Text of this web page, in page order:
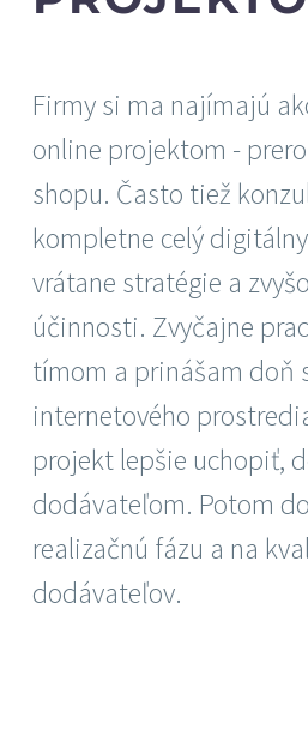
Firmy si ma najímajú
online projektom -
shopu. Často tiež
kompletne celý
vrátane stratégie a
účinnosti. Zvyčajne
tímom a prinášam doň
internetového
projekt lepšie uchopiť,
dodávateľom. Potom
realizačnú fázu a na
dodávateľov.